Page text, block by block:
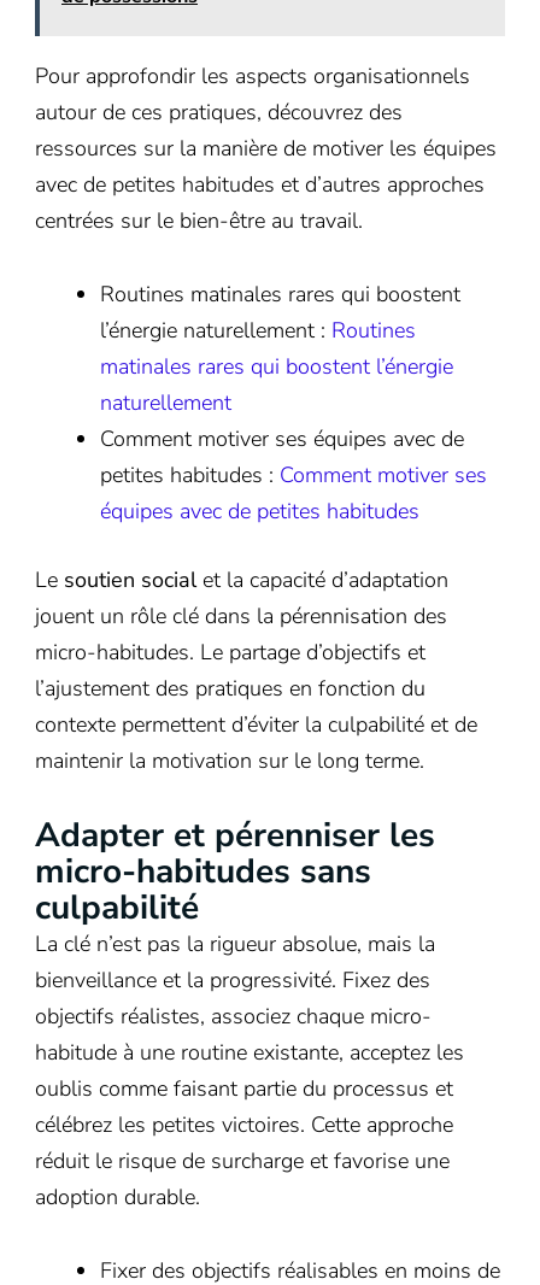
Pour approfondir les aspects organisationnels
autour de ces pratiques, découvrez des
ressources sur la manière de motiver les équipes
avec de petites habitudes et d’autres approches
centrées sur le bien-être au travail.
Routines matinales rares qui boostent
l’énergie naturellement : Routines
matinales rares qui boostent l’énergie
naturellement
Comment motiver ses équipes avec de
petites habitudes : Comment motiver ses
équipes avec de petites habitudes
Le soutien socialet la capacité d’adaptation
jouent un rôle clé dans la pérennisation des
micro-habitudes. Le partage d’objectifs et
l’ajustement des pratiques en fonction du
contexte permettent d’éviter la culpabilité et de
maintenir la motivation sur le long terme.
Adapter et pérenniser les
micro-habitudes sans
culpabilité
La clé n’est pas la rigueur absolue, mais la
bienveillance et la progressivité. Fixez des
objectifs réalistes, associez chaque micro-
habitude à une routine existante, acceptez les
oublis comme faisant partie du processus et
célébrez les petites victoires. Cette approche
réduit le risque de surcharge et favorise une
adoption durable.
Fixer des objectifs réalisables en moins de